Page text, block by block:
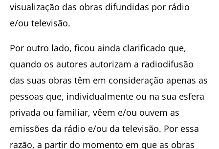
visualização das obras difundidas por rádio
e/ou televisão.
Por outro lado, ficou ainda clarificado que,
quando os autores autorizam a radiodifusão
das suas obras têm em consideração apenas as
pessoas que, individualmente ou na sua esfera
privada ou familiar, vêem e/ou ouvem as
emissões da rádio e/ou da televisão. Por essa
razão, a partir do momento em que as obras